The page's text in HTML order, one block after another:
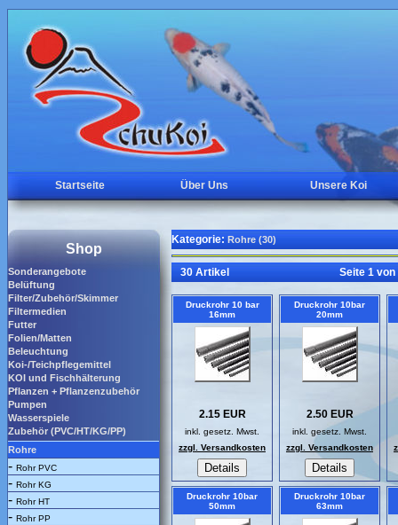
Startseite Über Uns Unsere Koi
Shop
Sonderangebote
Belüftung
Filter/Zubehör/Skimmer
Filtermedien
Futter
Folien/Matten
Beleuchtung
Koi-/Teichpflegemittel
KOI und Fischhälterung
Pflanzen + Pflanzenzubehör
Pumpen
Wasserspiele
Zubehör (PVC/HT/KG/PP)
Rohre
- Rohr PVC
- Rohr KG
- Rohr HT
- Rohr PP
Kategorie: Rohre (30)
30 Artikel Seite 1 von
Druckrohr 10 bar
16mm
2.15 EUR
inkl. gesetz. Mwst.
zzgl. Versandkosten
Druckrohr 10bar
20mm
2.50 EUR
inkl. gesetz. Mwst.
zzgl. Versandkosten
Druckrohr 10bar
50mm
Druckrohr 10bar
63mm